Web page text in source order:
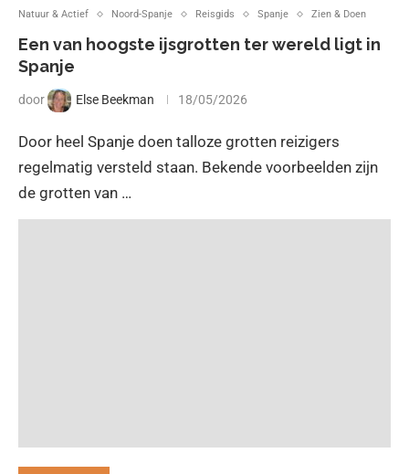
Natuur & Actief Noord-Spanje Reisgids Spanje Zien & Doen
Een van hoogste ijsgrotten ter wereld ligt in
Spanje
door Else Beekman 18/05/2026
Door heel Spanje doen talloze grotten reizigers
regelmatig versteld staan. Bekende voorbeelden zijn
de grotten van …